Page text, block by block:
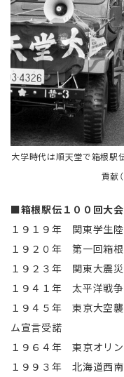
大学時代は順天堂で箱根駅
貢献
■箱根駅伝１００回大
１９１９年 関東学生
１９２０年 第一回箱
１９２３年 関東大震災
１９４１年 太平洋戦
１９４５年 東京大空
ム宣言受諾
１９６４年 東京オリ
１９９３年 北海道西